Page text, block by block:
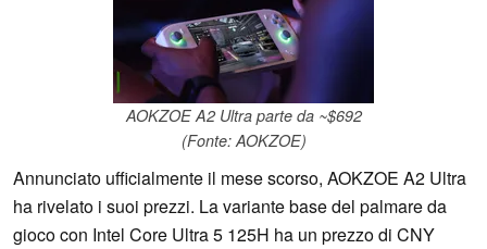
AOKZOE A2 Ultra parte da ~$692
(Fonte: AOKZOE)
Annunciato ufficialmente il mese scorso, AOKZOE A2 Ultra
ha rivelato i suoi prezzi. La variante base del palmare da
gioco con Intel Core Ultra 5 125H ha un prezzo di CNY